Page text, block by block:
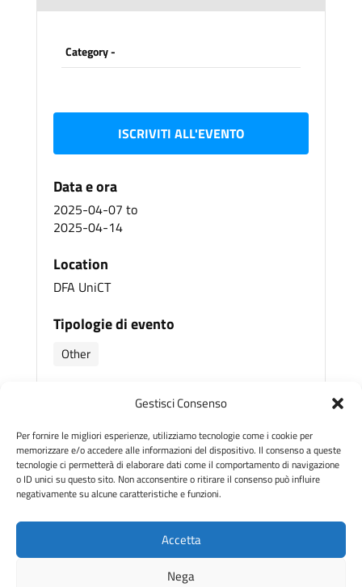
Gestisci Consenso
Per fornire le migliori esperienze, utilizziamo tecnologie come i cookie per
memorizzare e/o accedere alle informazioni del dispositivo. Il consenso a queste
tecnologie ci permetterà di elaborare dati come il comportamento di navigazione
o ID unici su questo sito. Non acconsentire o ritirare il consenso può influire
negativamente su alcune caratteristiche e funzioni.
Accetta
Nega
Category -
ISCRIVITI ALL'EVENTO
Data e ora
2025-04-07 to
2025-04-14
Location
DFA UniCT
Tipologie di evento
Other
Categoria dell'evento
Share With Friends
© Quantum Catania – Università di Catania –